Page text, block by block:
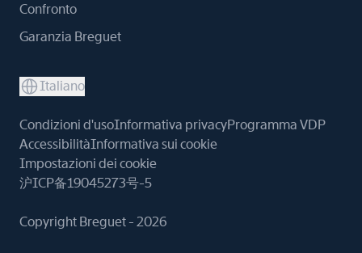
Confronto
Garanzia Breguet
Italiano
Condizioni d'usoInformativa privacyProgramma VDP
AccessibilitàInformativa sui cookie
Impostazioni dei cookie
沪ICP备19045273号-5
Copyright Breguet - 2026